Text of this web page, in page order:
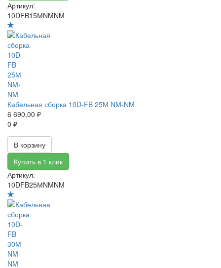
Артикул:
10DFB15МNMNM
Кабельная сборка 10D-FB 25М NM-NM
6 690,00 ₽
0 ₽
В корзину
Купить в 1 клик
Артикул:
10DFB25МNMNM